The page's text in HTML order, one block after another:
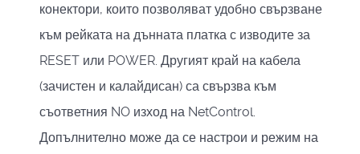
конектори, които позволяват удобно свързване
към рейката на дънната платка с изводите за
RESET или POWER. Другият край на кабела
(зачистен и калайдисан) са свързва към
съответния NO изход на NetControl.
Допълнително може да се настрои и режим на